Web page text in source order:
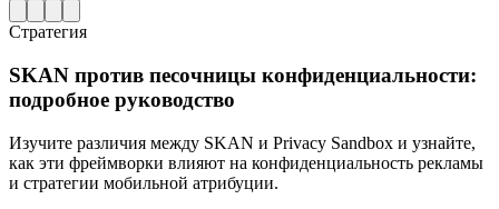
Стратегия
SKAN против песочницы конфиденциальности:
подробное руководство
Изучите различия между SKAN и Privacy Sandbox и узнайте,
как эти фреймворки влияют на конфиденциальность рекламы
и стратегии мобильной атрибуции.